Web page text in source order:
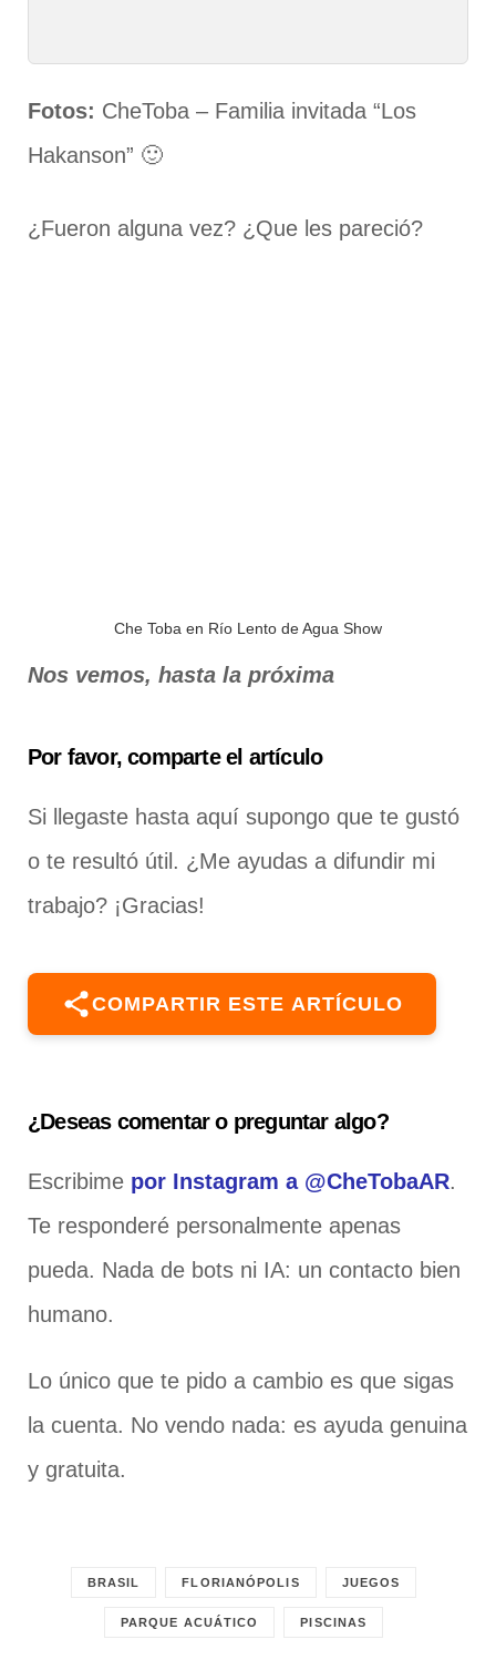
Fotos: CheToba – Familia invitada “Los
Hakanson” 🙂
¿Fueron alguna vez? ¿Que les pareció?
Che Toba en Río Lento de Agua Show
Nos vemos, hasta la próxima
Por favor, comparte el artículo
Si llegaste hasta aquí supongo que te gustó
o te resultó útil. ¿Me ayudas a difundir mi
trabajo? ¡Gracias!
COMPARTIR ESTE ARTÍCULO
¿Deseas comentar o preguntar algo?
Escribime por Instagram a @CheTobaAR.
Te responderé personalmente apenas
pueda. Nada de bots ni IA: un contacto bien
humano.
Lo único que te pido a cambio es que sigas
la cuenta. No vendo nada: es ayuda genuina
y gratuita.
BRASIL FLORIANÓPOLIS JUEGOS
PARQUE ACUÁTICO PISCINAS